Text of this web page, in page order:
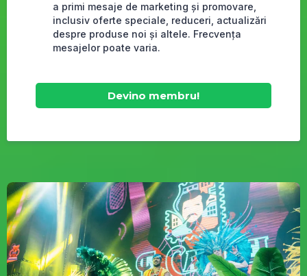
a primi mesaje de marketing și promovare,
inclusiv oferte speciale, reduceri, actualizări
despre produse noi și altele. Frecvența
mesajelor poate varia.
Devino membru!